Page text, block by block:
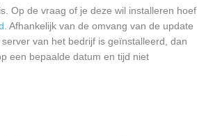
Op de vraag of je deze wil installeren hoef
. Afhankelijk van de omvang van de update
van het bedrijf is geïnstalleerd, dan
een bepaalde datum en tijd niet